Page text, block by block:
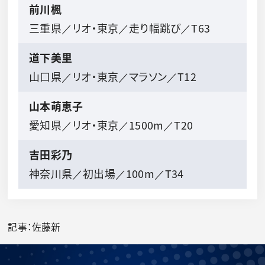
前川楓
三重県／リオ・東京／走り幅跳び／T63
道下美里
山口県／リオ・東京／マラソン／T12
山本萌恵子
愛知県／リオ・東京／1500m／T20
吉田彩乃
神奈川県／初出場／100m／T34
記事：佐藤新